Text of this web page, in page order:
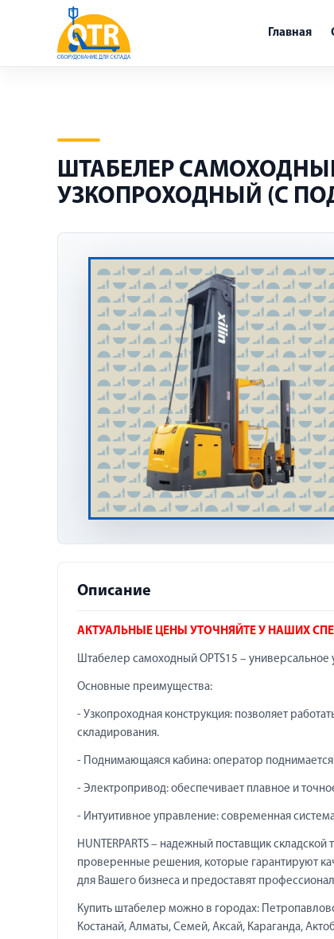
Главная
ШТАБЕЛЕР САМОХОДНЫЙ
УЗКОПРОХОДНЫЙ (С
Описание
АКТУАЛЬНЫЕ ЦЕНЫ УТОЧНЯЙТЕ У НАШИХ
Штабелер самоходный OPTS15 – универсальное
Основные преимущества:
- Узкопроходная конструкция: позволяет
складирования.
- Поднимающаяся кабина: оператор
- Электропривод: обеспечивает плавное и
- Интуитивное управление: современная
HUNTERPARTS – надежный поставщик
проверенные решения, которые гарантируют
для Вашего бизнеса и предоставят
Купить штабелер можно в городах:
Костанай, Алматы, Семей, Аксай, Караганда,